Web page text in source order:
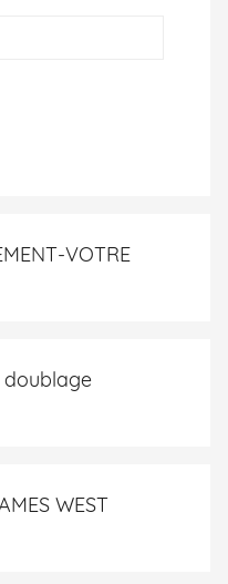
VOTRE
doublage
WEST